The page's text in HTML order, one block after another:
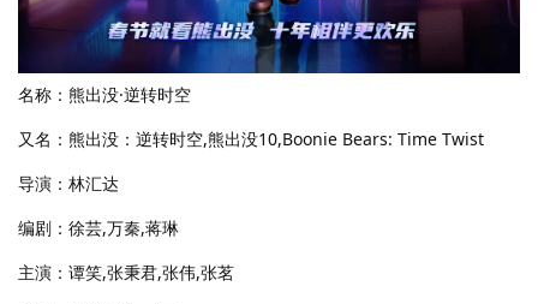
名称：熊出没·逆转时空
又名：熊出没：逆转时空,熊出没10,Boonie Bears: Time Twist
导演：林汇达
编剧：徐芸,万秦,蒋琳
主演：谭笑,张秉君,张伟,张茗